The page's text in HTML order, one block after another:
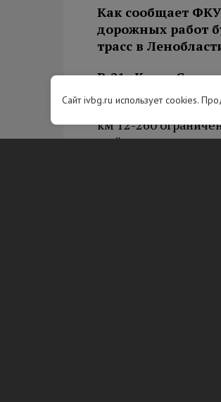
Как сообщает
дорожных работ
трасс в
Р-21 «Кола»
граница с
км 12-260
мойка, очистка,
Сайт ivbg.ru использует cookies.